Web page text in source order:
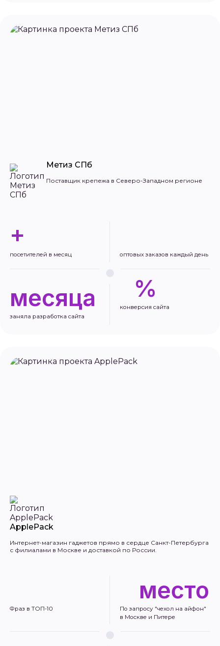
Метиз СПб
Поставщик крепежа в Северо-Западном регионе
+
посетителей в месяц оптовых заказов каждый день
месяца
заняла разработка сайта
%
конверсия сайта
ApplePack
Интернет-магазин гаджетов прямо в сердце Санкт-Петербурга
с филиалами в Москве и доставкой по России.
Фраз в ТОП-10
место
По запросу "чехол на айфон"
в Москве и Питере